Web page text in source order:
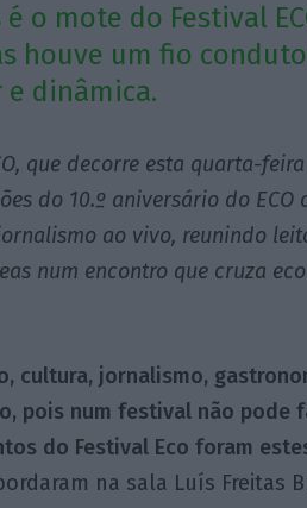
é o mote do Festival
houve um fio
dinâmica.
que decorre esta quarta-
do 10.º aniversário do
ao vivo, reunindo
num encontro que cruza
cultura, jornalismo,
pois num festival não pode
do Festival Eco foram
na sala Luís Freitas